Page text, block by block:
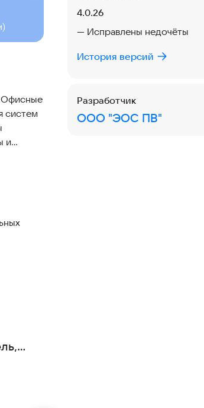
Офисные
систем
и
Версия:
4.0.26
— Исправлены недочёты
История версий
Разработчик
ООО "ЭОС ПВ"